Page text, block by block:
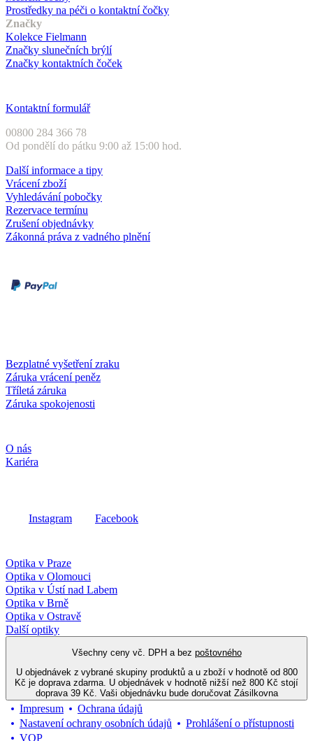
Prostředky na péči o kontaktní čočky
Značky
Kolekce Fielmann
Značky slunečních brýlí
Značky kontaktních čoček
Kontaktní formulář
00800 284 366 78
Od pondělí do pátku 9:00 až 15:00 hod.
Další informace a tipy
Vrácení zboží
Vyhledávání pobočky
Rezervace termínu
Zrušení objednávky
Zákonná práva z vadného plnění
Bezplatné vyšetření zraku
Záruka vrácení peněz
Tříletá záruka
Záruka spokojenosti
O nás
Kariéra
Instagram Facebook
Optika v Praze
Optika v Olomouci
Optika v Ústí nad Labem
Optika v Brně
Optika v Ostravě
Další optiky
Všechny ceny vč. DPH a bez poštovného
U objednávek z vybrané skupiny produktů a u zboží v hodnotě od 800
Kč je doprava zdarma. U objednávek v hodnotě nižší než 800 Kč stojí
doprava 39 Kč. Vaši objednávku bude doručovat Zásilkovna
Impresum
Ochrana údajů
Nastavení ochrany osobních údajů
Prohlášení o přístupnosti
VOP